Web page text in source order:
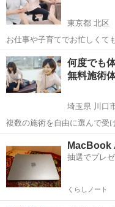
東京都 北区
お仕事や子育てでお忙しくて
開業経験のある講師陣から、
られる技術と知識をマイペースで修得で
★実技 整体 ボディケア...
東京 北区 カイロ
何度でも
無料施術
埼玉県 川口
複数の施術を自由に選んで受けていただ
か。 趣味からやってみようか。 期待と同時に湧いてくる不安を
るために、 整体や周辺の手技
入学前から就職先をご紹介...
抽選でプレ
くらしノート